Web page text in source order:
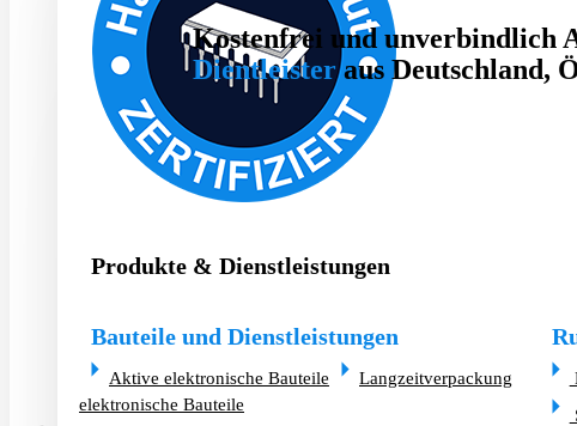
Kostenfrei und unverbindlich
Dientleisteraus Deutschland,
Produkte & Dienstleistungen
Bauteile und Dienstleistungen
Aktive elektronische Bauteile
Langzeitverpackung
elektronische Bauteile